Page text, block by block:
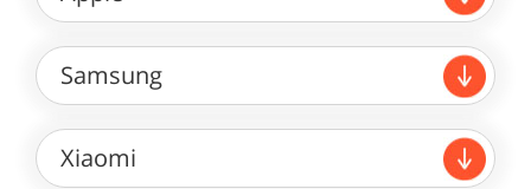
Samsung
Xiaomi